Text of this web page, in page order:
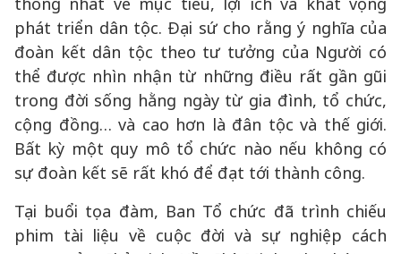
phát triển dân tộc. Đại sứ cho rằng ý nghĩa của
đoàn kết dân tộc theo tư tưởng của Người có
thể được nhìn nhận từ những điều rất gần gũi
trong đời sống hằng ngày từ gia đình, tổ chức,
cộng đồng… và cao hơn là đân tộc và thế giới.
Bất kỳ một quy mô tổ chức nào nếu không có
sự đoàn kết sẽ rất khó để đạt tới thành công.
Tại buổi tọa đàm, Ban Tổ chức đã trình chiếu
phim tài liệu về cuộc đời và sự nghiệp cách